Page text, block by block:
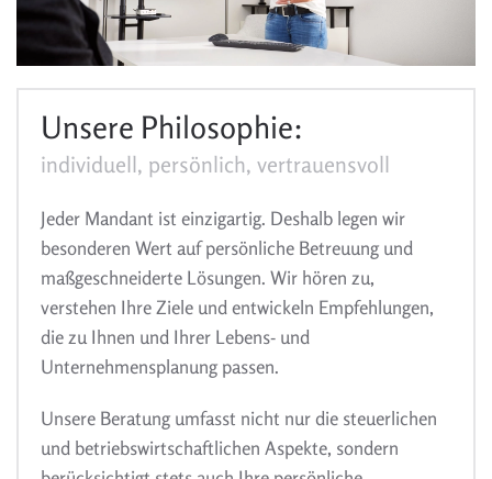
Unsere Philosophie:
individuell, persönlich, vertrauensvoll
Jeder Mandant ist einzigartig. Deshalb legen wir
besonderen Wert auf persönliche Betreuung und
maßgeschneiderte Lösungen. Wir hören zu,
verstehen Ihre Ziele und entwickeln Empfehlungen,
die zu Ihnen und Ihrer Lebens- und
Unternehmensplanung passen.
Unsere Beratung umfasst nicht nur die steuerlichen
und betriebswirtschaftlichen Aspekte, sondern